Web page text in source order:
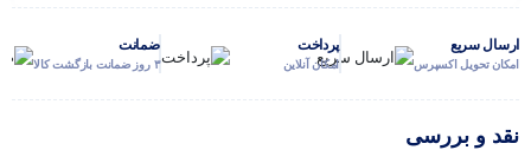
ارسال سریع
امکان تحویل اکسپرس
پرداخت
امکان آنلاین
ضمانت
۳ روز ضمانت بازگشت کالا
نقد و بررسی